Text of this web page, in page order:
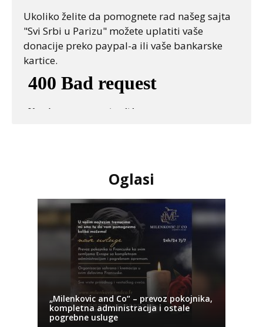
Ukoliko želite da pomognete rad našeg sajta
"Svi Srbi u Parizu" možete uplatiti vaše
donacije preko paypal-a ili vaše bankarske
kartice.
Oglasi
„Milenkovic and Co“ – prevoz pokojnika,
kompletna administracija i ostale
pogrebne usluge